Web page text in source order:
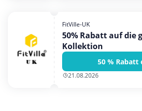
FitVille-UK
50% Rabatt auf die
Kollektion
50 % Rabatt
21.08.2026